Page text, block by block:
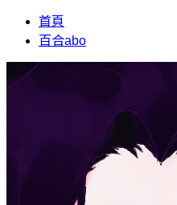
首頁
百合abo